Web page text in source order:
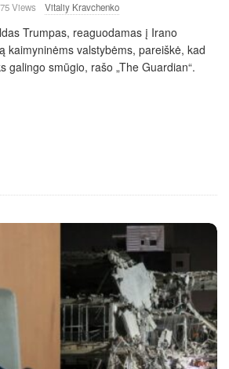
75 Views Vitaliy Kravchenko
Trumpas, reaguodamas į Irano
kaimyninėms valstybėms, pareiškė, kad
galingo smūgio, rašo „The Guardian“.